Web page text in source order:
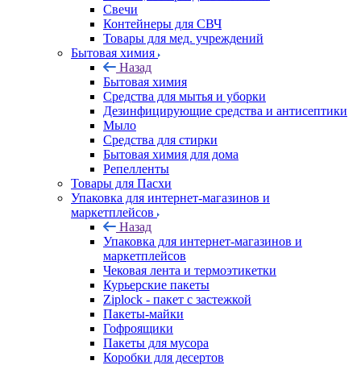
Свечи
Контейнеры для СВЧ
Товары для мед. учреждений
Бытовая химия
Назад
Бытовая химия
Средства для мытья и уборки
Дезинфицирующие средства и антисептики
Мыло
Средства для стирки
Бытовая химия для дома
Репелленты
Товары для Пасхи
Упаковка для интернет-магазинов и
маркетплейсов
Назад
Упаковка для интернет-магазинов и
маркетплейсов
Чековая лента и термоэтикетки
Курьерские пакеты
Ziplock - пакет с застежкой
Пакеты-майки
Гофроящики
Пакеты для мусора
Коробки для десертов